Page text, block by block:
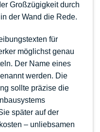
Großzügigkeit durch
der Wand die Rede.
für
möglichst genau
Der Name eines
werden. Die
sollte präzise die
später auf der
– unliebsamen